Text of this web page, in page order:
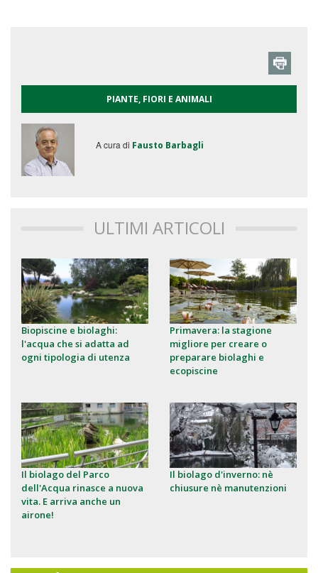
PIANTE, FIORI E ANIMALI
A cura di Fausto Barbagli
ULTIMI ARTICOLI
Biopiscine e biolaghi:
l'acqua che si adatta ad
ogni tipologia di utenza
Primavera: la stagione
migliore per creare o
preparare biolaghi e
ecopiscine
Il biolago del Parco
dell'Acqua rinasce a nuova
vita. E arriva anche un
airone!
Il biolago d'inverno: nè
chiusure nè manutenzioni